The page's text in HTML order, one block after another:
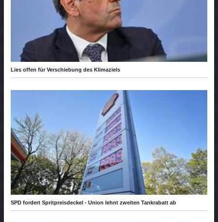
Lies offen für Verschiebung des Klimaziels
SPD fordert Spritpreisdeckel - Union lehnt zweiten Tankrabatt ab